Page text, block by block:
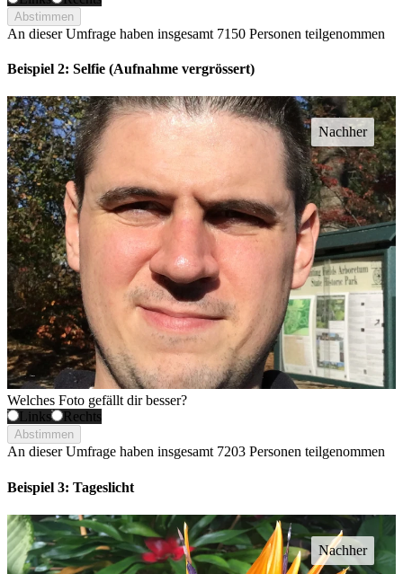
Abstimmen
An dieser Umfrage haben insgesamt 7150 Personen teilgenommen
Beispiel 2: Selfie (Aufnahme vergrössert)
Welches Foto gefällt dir besser?
Links
Rechts
Abstimmen
An dieser Umfrage haben insgesamt 7203 Personen teilgenommen
Beispiel 3: Tageslicht